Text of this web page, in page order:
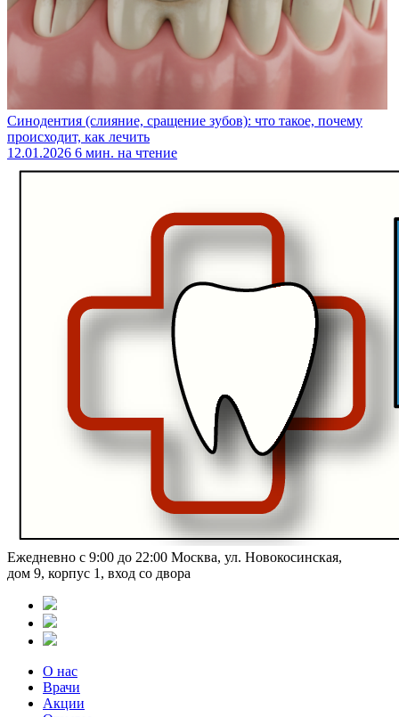
Синодентия (слияние, сращение зубов): что такое, почему
происходит, как лечить
12.01.2026 6 мин. на чтение
Ежедневно с 9:00 до 22:00 Москва, ул. Новокосинская,
дом 9, корпус 1, вход со двора
О нас
Врачи
Акции